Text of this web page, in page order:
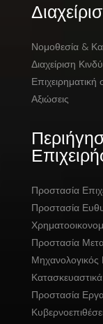
Νομοθεσία &
Διαχείριση
Επιχειρηματική
Αξιώσεις
Προστασία
Προστασία
Προστασία
Μηχανολογικός
Προστασία